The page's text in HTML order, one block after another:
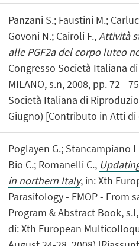
Panzani S.; Faustini M.;
Govoni N.; Cairoli F.,Attività
alle PGF2a del corpo luteo
Congresso Società Italiana
MILANO, s.n, 2008, pp. 72 -
Società Italiana di
Giugno) [Contributo in Atti di
Poglayen G.; Stancampiano
Bio C.; Romanelli C.,
in northern Italy, in: Xth
Parasitology - EMOP -
Program & Abstract Book,
di: Xth European